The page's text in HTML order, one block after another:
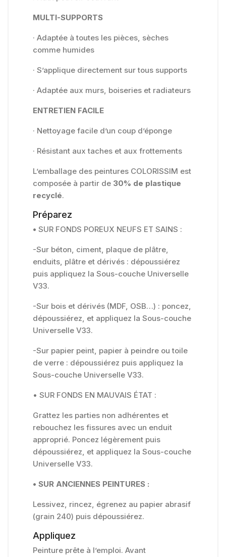
MULTI-SUPPORTS
· Adaptée à toutes les pièces, sèches
comme humides
· S’applique directement sur tous supports
· Adaptée aux murs, boiseries et radiateurs
ENTRETIEN FACILE
· Nettoyage facile d’un coup d’éponge
· Résistant aux taches et aux frottements
L’emballage des peintures COLORISSIM est
composée à partir de 30% de plastique
recyclé.
Préparez
• SUR FONDS POREUX NEUFS ET SAINS :
-Sur béton, ciment, plaque de plâtre,
enduits, plâtre et dérivés : dépoussiérez
puis appliquez la Sous-couche Universelle
V33.
-Sur bois et dérivés (MDF, OSB…) : poncez,
dépoussiérez, et appliquez la Sous-couche
Universelle V33.
-Sur papier peint, papier à peindre ou toile
de verre : dépoussiérez puis appliquez la
Sous-couche Universelle V33.
• SUR FONDS EN MAUVAIS ÉTAT :
Grattez les parties non adhérentes et
rebouchez les fissures avec un enduit
approprié. Poncez légèrement puis
dépoussiérez, et appliquez la Sous-couche
Universelle V33.
• SUR ANCIENNES PEINTURES :
Lessivez, rincez, égrenez au papier abrasif
(grain 240) puis dépoussiérez.
Appliquez
Peinture prête à l’emploi. Avant